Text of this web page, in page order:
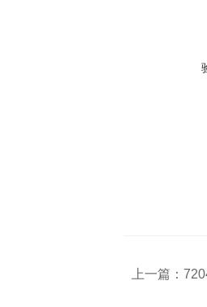
上一篇：